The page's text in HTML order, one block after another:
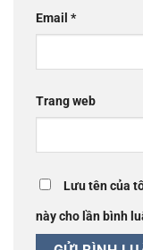
Email *
Trang web
Lưu tên của
này cho lần bình